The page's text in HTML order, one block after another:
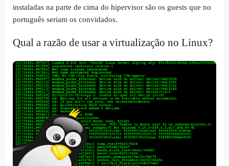
instaladas na parte de cima do hipervisor são os guests que no
português seriam os convidados.
Qual a razão de usar a virtualização no Linux?